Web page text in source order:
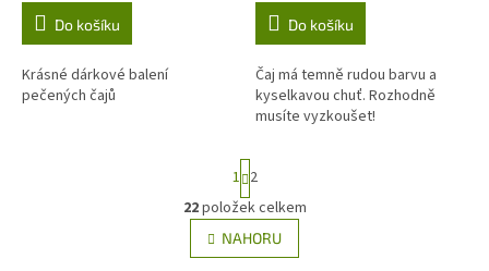
Do košíku
Krásné dárkové balení
pečených čajů
Do košíku
Čaj má temně rudou barvu a
kyselkavou chuť. Rozhodně
musíte vyzkoušet!
O
v
l
S
t
r
á
n
k
1 2
22položek celkem
NAHORU